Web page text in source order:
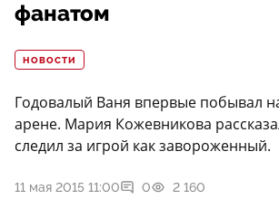
фанатом
НОВОСТИ
Годовалый Ваня впервые побывал
арене. Мария Кожевникова
следил за игрой как завороженный.
11 мая 2015 11:00 0 2 160